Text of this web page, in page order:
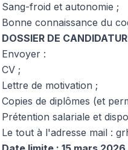
Sang-froid et autonomie ;
Bonne connaissance du
DOSSIER DE
Envoyer :
CV ;
Lettre de motivation ;
Copies de diplômes (et
Prétention salariale et
Le tout à l'adresse mail :